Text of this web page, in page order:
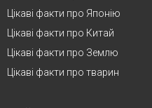
Цікаві факти про Японію
Цікаві факти про Китай
Цікаві факти про Землю
Цікаві факти про тварин